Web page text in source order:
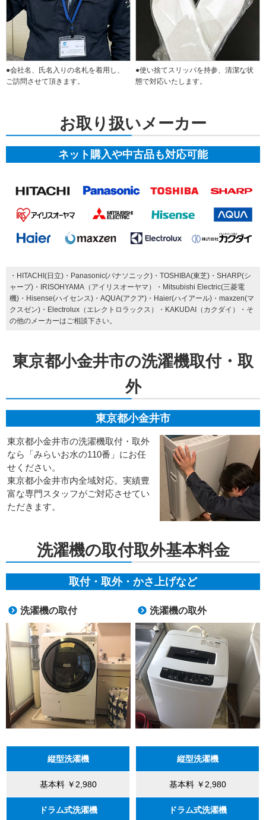
●会社名、氏名入りの名札を着用し、
ご訪問させて頂きます。
●使い捨てスリッパを持参、清潔な状
態で対応いたします。
お取り扱いメーカー
ネット購入や中古品も対応可能
・HITACHI(日立)・Panasonic(パナソニック)・TOSHIBA(東芝)・SHARP(シ
ャープ)・IRISOHYAMA（アイリスオーヤマ）・Mitsubishi Electric(三菱電
機)・Hisense(ハイセンス)・AQUA(アクア)・Haier(ハイアール)・maxzen(マ
クスゼン)・Electrolux（エレクトロラックス）・KAKUDAI（カクダイ）・そ
の他のメーカーはご相談下さい。
東京都小金井市の洗濯機取付・取
外
東京都小金井市
東京都小金井市の洗濯機取付・取外
なら「みらいお水の110番」にお任
せください。
東京都小金井市内全域対応。実績豊
富な専門スタッフがご対応させてい
ただきます。
洗濯機の取付取外基本料金
取付・取外・かさ上げなど
洗濯機の取付
縦型洗濯機
基本料 ￥2,980
ドラム式洗濯機
洗濯機の取外
縦型洗濯機
基本料 ￥2,980
ドラム式洗濯機